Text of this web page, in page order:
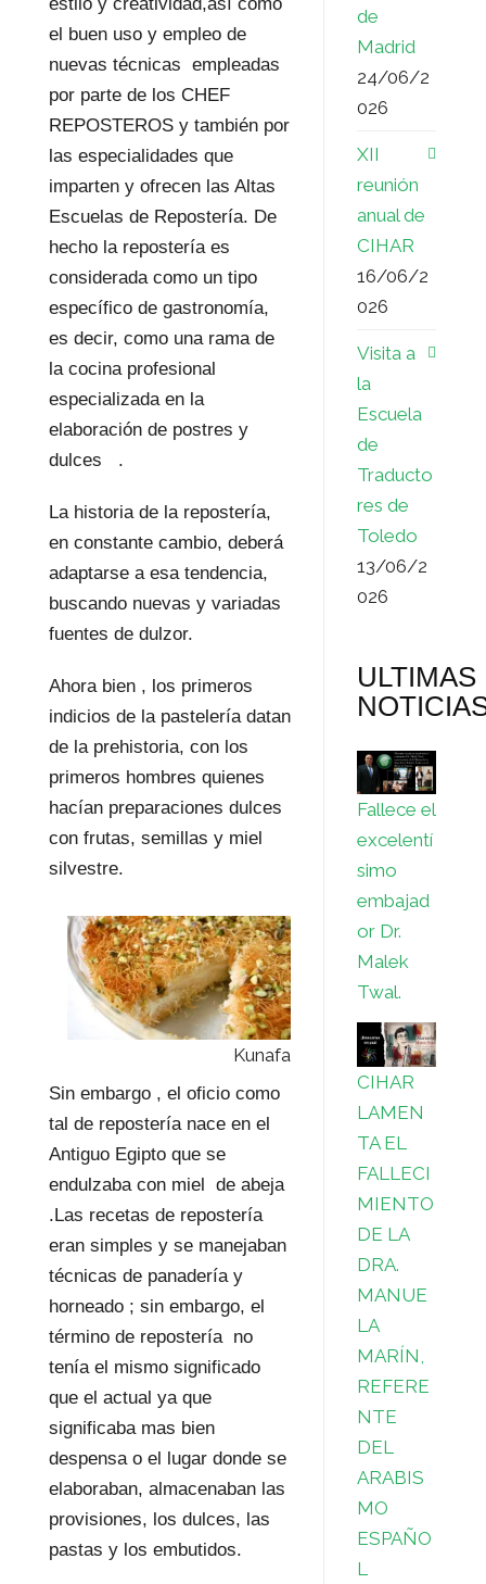
estilo y creatividad,así como
el buen uso y empleo de
nuevas técnicas empleadas
por parte de los CHEF
REPOSTEROS y también por
las especialidades que
imparten y ofrecen las Altas
Escuelas de Repostería. De
hecho la repostería es
considerada como un tipo
específico de gastronomía,
es decir, como una rama de
la cocina profesional
especializada en la
elaboración de postres y
dulces .
La historia de la repostería,
en constante cambio, deberá
adaptarse a esa tendencia,
buscando nuevas y variadas
fuentes de dulzor.
Ahora bien , los primeros
indicios de la pastelería datan
de la prehistoria, con los
primeros hombres quienes
hacían preparaciones dulces
con frutas, semillas y miel
silvestre.
Kunafa
Sin embargo , el oficio como
tal de repostería nace en el
Antiguo Egipto que se
endulzaba con miel de abeja
.Las recetas de repostería
eran simples y se manejaban
técnicas de panadería y
horneado ; sin embargo, el
término de repostería no
tenía el mismo significado
que el actual ya que
significaba mas bien
despensa o el lugar donde se
elaboraban, almacenaban las
provisiones, los dulces, las
pastas y los embutidos.
de
Madrid
24/06/2
026
XII
reunión
anual de
CIHAR
16/06/2
026
Visita a
la
Escuela
de
Traducto
res de
Toledo
13/06/2
026
ULTIMAS
Fallece el
excelentí
simo
embajad
or Dr.
Malek
Twal.
CIHAR
LAMEN
TA EL
FALLECI
MIENTO
DE LA
DRA.
MANUE
LA
MARÍN,
REFERE
NTE
DEL
ARABIS
MO
ESPAÑO
L